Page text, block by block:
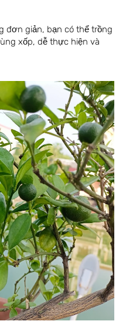
đơn giản, bạn có thể trồng
xốp, dễ thực hiện và